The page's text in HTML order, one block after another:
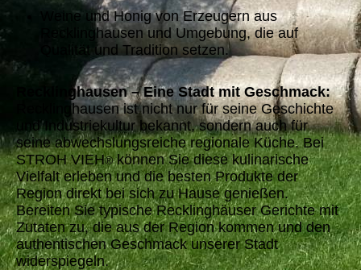
Weine und Honig von Erzeugern aus
Recklinghausen und Umgebung, die auf
Qualität und Tradition setzen.
Recklinghausen – Eine Stadt mit Geschmack:
Recklinghausen ist nicht nur für seine Geschichte
und Industriekultur bekannt, sondern auch für
seine abwechslungsreiche regionale Küche. Bei
STROH VIEH®können Sie diese kulinarische
Vielfalt erleben und die besten Produkte der
Region direkt bei sich zu Hause genießen.
Bereiten Sie typische Recklinghäuser Gerichte mit
Zutaten zu, die aus der Region kommen und den
authentischen Geschmack unserer Stadt
widerspiegeln.